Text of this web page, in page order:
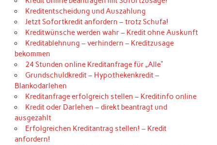
Kreditentscheidung und Auszahlung
Jetzt Sofortkredit anfordern – trotz Schufa!
Kreditwünsche werden wahr – Kredit ohne Auskunft
Kreditablehnung – verhindern – Kreditzusage
bekommen
24 Stunden online Kreditanfrage für „Alle“
Grundschuldkredit – Hypothekenkredit –
Blankodarlehen
Kreditanfrage erfolgreich stellen – Kreditinfo online
Kredit oder Darlehen – direkt beantragt und
ausgezahlt
Erfolgreichen Kreditantrag stellen! – Kredit
anfordern!